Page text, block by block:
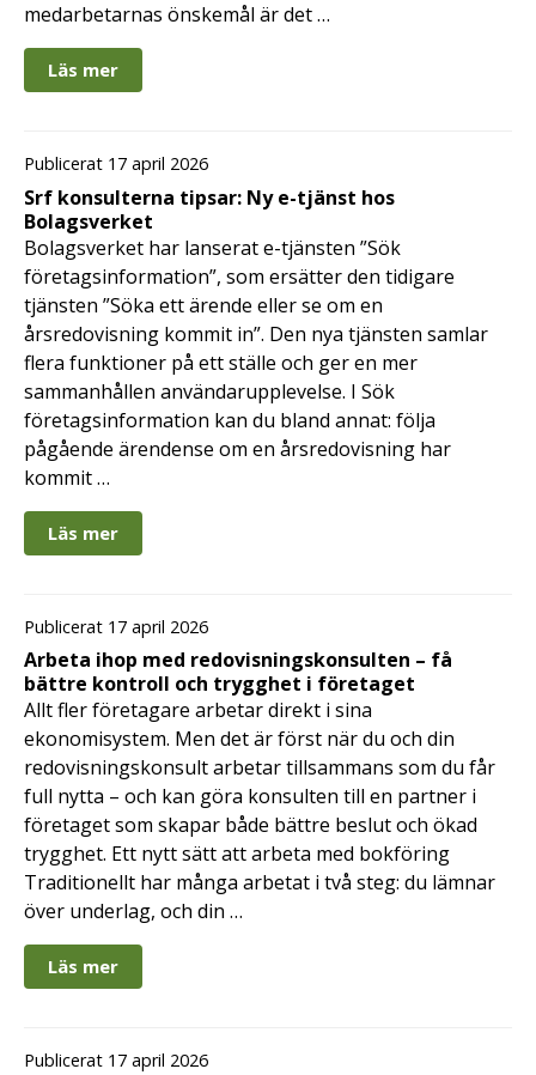
medarbetarnas önskemål är det …
Läs mer
Publicerat 17 april 2026
Srf konsulterna tipsar: Ny e-tjänst hos
Bolagsverket
Bolagsverket har lanserat e-tjänsten ”Sök
företagsinformation”, som ersätter den tidigare
tjänsten ”Söka ett ärende eller se om en
årsredovisning kommit in”. Den nya tjänsten samlar
flera funktioner på ett ställe och ger en mer
sammanhållen användarupplevelse. I Sök
företagsinformation kan du bland annat: följa
pågående ärendense om en årsredovisning har
kommit …
Läs mer
Publicerat 17 april 2026
Arbeta ihop med redovisningskonsulten – få
bättre kontroll och trygghet i företaget
Allt fler företagare arbetar direkt i sina
ekonomisystem. Men det är först när du och din
redovisningskonsult arbetar tillsammans som du får
full nytta – och kan göra konsulten till en partner i
företaget som skapar både bättre beslut och ökad
trygghet. Ett nytt sätt att arbeta med bokföring
Traditionellt har många arbetat i två steg: du lämnar
över underlag, och din …
Läs mer
Publicerat 17 april 2026